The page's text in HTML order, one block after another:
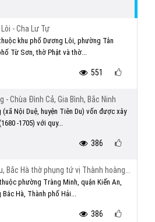
- Cha Lư Tự
khu phố Dương Lôi, phường Tân
Từ Sơn, thờ Phật và thờ...
551
- Chùa Đình Cả, Gia Bình, Bắc Ninh
(xã Nội Duệ, huyện Tiên Du) vốn được xây
-1705) với quy...
386
Bắc Hà thờ phụng tứ vị Thành hoàng...
phường Tràng Minh, quận Kiến An,
Bắc Hà, Thành phố Hải...
386